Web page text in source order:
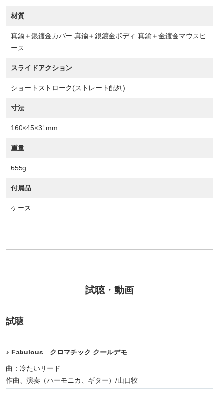
材質
真鍮＋銀鍍金カバー 真鍮＋銀鍍金ボディ 真鍮＋金鍍金マウスピ
ース
スライドアクション
ショートストローク(ストレート配列)
寸法
160×45×31mm
重量
655g
付属品
ケース
試聴・動画
試聴
♪ Fabulous クロマチック クールデモ
曲：冷たいリード
作曲、演奏（ハーモニカ、ギター）/山口牧